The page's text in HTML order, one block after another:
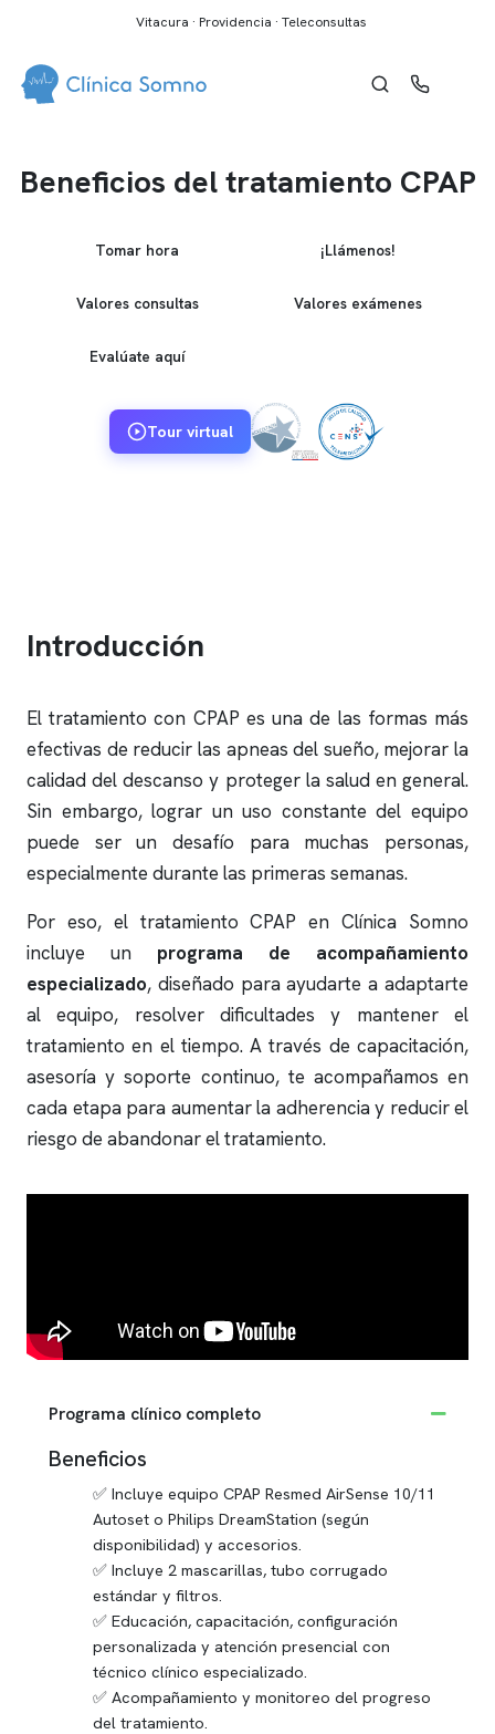
Vitacura · Providencia · Teleconsultas
Beneficios del tratamiento CPAP
Tomar hora ¡Llámenos!
Valores consultas Valores exámenes
Evalúate aquí
Tour virtual
Introducción
El tratamiento con CPAP es una de las formas más
efectivas de reducir las apneas del sueño, mejorar la
calidad del descanso y proteger la salud en general.
Sin embargo, lograr un uso constante del equipo
puede ser un desafío para muchas personas,
especialmente durante las primeras semanas.
Por eso, el tratamiento CPAP enClínica Somno
incluye un programa de acompañamiento
especializado, diseñado para ayudarte a adaptarte
al equipo, resolver dificultades y mantener el
tratamiento en el tiempo. A través de capacitación,
asesoría y soporte continuo, te acompañamos en
cada etapa para aumentar la adherencia y reducir el
riesgo de abandonar el tratamiento.
Programa clínico completo
Beneficios
Incluye equipo CPAP Resmed AirSense 10/11
Autoset o Philips DreamStation (según
disponibilidad) y accesorios.
Incluye 2 mascarillas, tubo corrugado
estándar y filtros.
Educación, capacitación, configuración
personalizada y atención presencial con
técnico clínico especializado.
Acompañamiento y monitoreo del progreso
del tratamiento.